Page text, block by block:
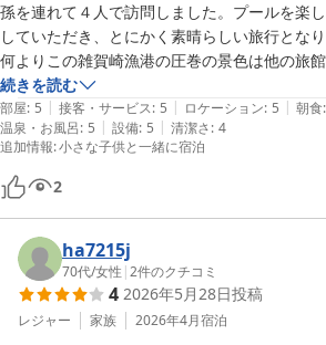
孫を連れて４人で訪問しました。プールを楽
していただき、とにかく素晴らしい旅行となり
何よりこの雑賀崎漁港の圧巻の景色は他の旅
スタをしていない方でも写真を撮りたくなると
温泉も小ぶりですがとにかく気持ちよく、ご飯
い。無料ラウンジではマッサージ機3台も無料
コアも何杯も飲みました。２２００円でプー
のバーも体験。これも良かったです。癒やさ
自然に囲まれているので、チリ一つ無い完璧
何より孫は飼っているのか野良猫かわかりま
なり、２日間ともずっと探して見ていました
かなあ？と今から楽しみにしています。
続きを読む
部屋: 5 | 接客・サービス: 5 | ロケーション: 5 | 朝食:
温泉・お風呂: 5 | 設備: 5 | 清潔さ: 4
追加情報:小さな子供と一緒に宿泊
2
ha7215j
70代/女性 |2件のクチコミ
4 2026年5月28日投稿
レジャー 家族 2026年4月宿泊